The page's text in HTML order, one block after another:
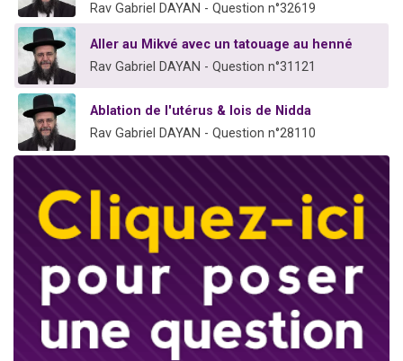
Rav Gabriel DAYAN - Question n°32619
Aller au Mikvé avec un tatouage au henné
Rav Gabriel DAYAN - Question n°31121
Ablation de l'utérus & lois de Nidda
Rav Gabriel DAYAN - Question n°28110